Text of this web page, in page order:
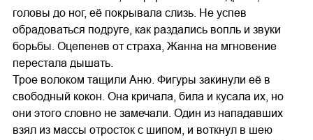
головы до ног, её покрывала слизь. Не успев
обрадоваться подруге, как раздались вопль и звуки
борьбы. Оцепенев от страха, Жанна на мгновение
перестала дышать.
Трое волоком тащили Аню. Фигуры закинули её в
свободный кокон. Она кричала, била и кусала их, но
они этого словно не замечали. Один из нападавших
взял из массы отросток с шипом, и воткнул в шею